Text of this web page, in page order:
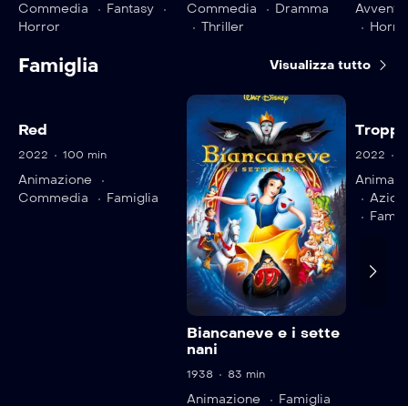
Commedia
Fantasy
Horror
Commedia
Dramma
Thriller
Famiglia Visualizza tutto
Red
2022 100 min
Animazione
Commedia
Famiglia
Biancaneve e i sette
nani
1938 83 min
Animazione Famiglia
2022